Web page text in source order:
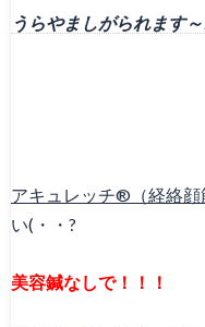
うらやましがられます～
アキュレッチ®（経絡顔
い(・・?
美容鍼なしで！！！